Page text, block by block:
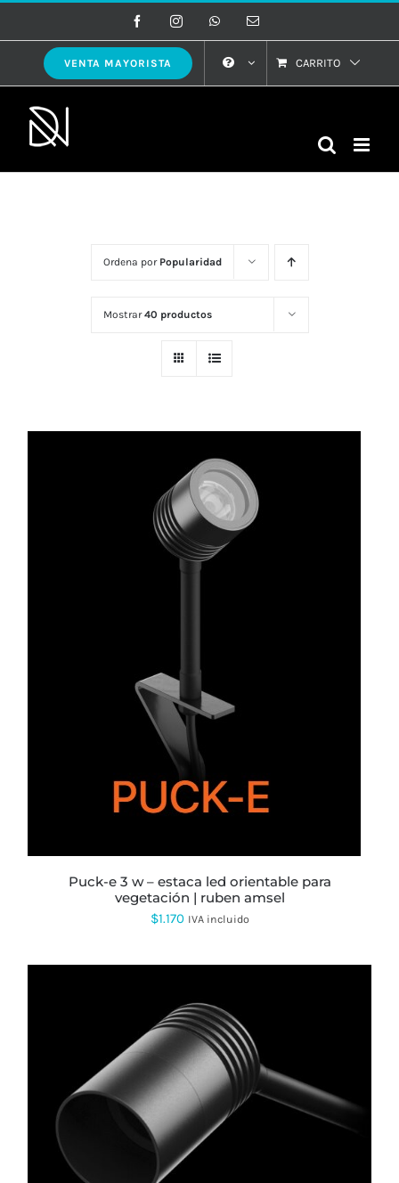
al
contenido
FacebookInstagramWhatsAppCorreo
VENTA MAYORISTA CARRITO
Ordena por Popularidad
Mostrar40 productos
puck-e 3 w – estaca led orientable para
vegetación | ruben amsel
$1.170 IVA incluido